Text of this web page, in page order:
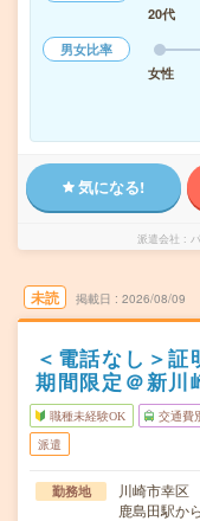
20代
男女比率
女性
気になる!
派遣会社
未読 掲載日 2026/08/09
＜電話なし＞証
期間限定＠新川
職種未経験OK 交通費
派遣
勤務地
川崎市幸区
鹿島田駅か